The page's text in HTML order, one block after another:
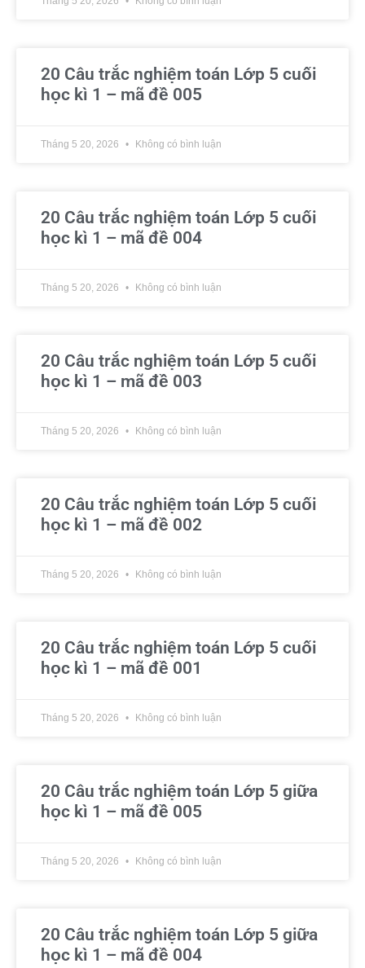
20 Câu trắc nghiệm toán Lớp 5 cuối
học kì 1 – mã đề 005
Tháng 5 20, 2026 Không có bình luận
20 Câu trắc nghiệm toán Lớp 5 cuối
học kì 1 – mã đề 004
Tháng 5 20, 2026 Không có bình luận
20 Câu trắc nghiệm toán Lớp 5 cuối
học kì 1 – mã đề 003
Tháng 5 20, 2026 Không có bình luận
20 Câu trắc nghiệm toán Lớp 5 cuối
học kì 1 – mã đề 002
Tháng 5 20, 2026 Không có bình luận
20 Câu trắc nghiệm toán Lớp 5 cuối
học kì 1 – mã đề 001
Tháng 5 20, 2026 Không có bình luận
20 Câu trắc nghiệm toán Lớp 5 giữa
học kì 1 – mã đề 005
Tháng 5 20, 2026 Không có bình luận
20 Câu trắc nghiệm toán Lớp 5 giữa
học kì 1 – mã đề 004